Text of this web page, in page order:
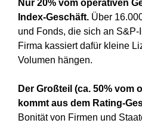
Nur 20% vom operativen
Index-Geschäft. Über
und Fonds, die sich an
Firma kassiert dafür kleine
Volumen hängen.
Der Großteil (ca. 50% vom
kommt aus dem Rating-
Bonität von Firmen und